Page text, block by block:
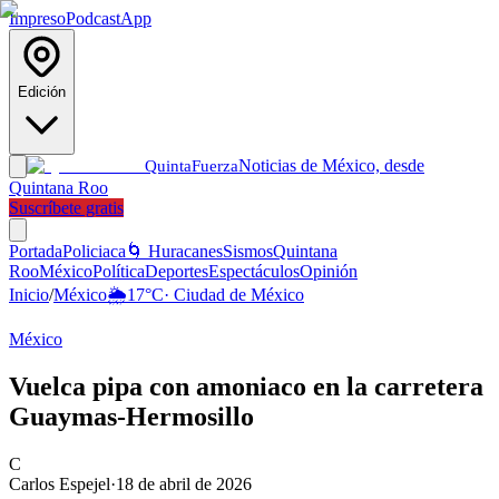
ImpresoPodcastApp
Edición
QuintaFuerzaNoticias de México, desde
Quintana Roo
Suscríbete gratis
PortadaPoliciaca 🌀 HuracanesSismosQuintana
RooMéxicoPolíticaDeportesEspectáculosOpinión
Inicio/México🌦️17°C· Ciudad de México
México
Vuelca pipa con amoniaco en la carretera
Guaymas-Hermosillo
C
Carlos Espejel·18 de abril de 2026